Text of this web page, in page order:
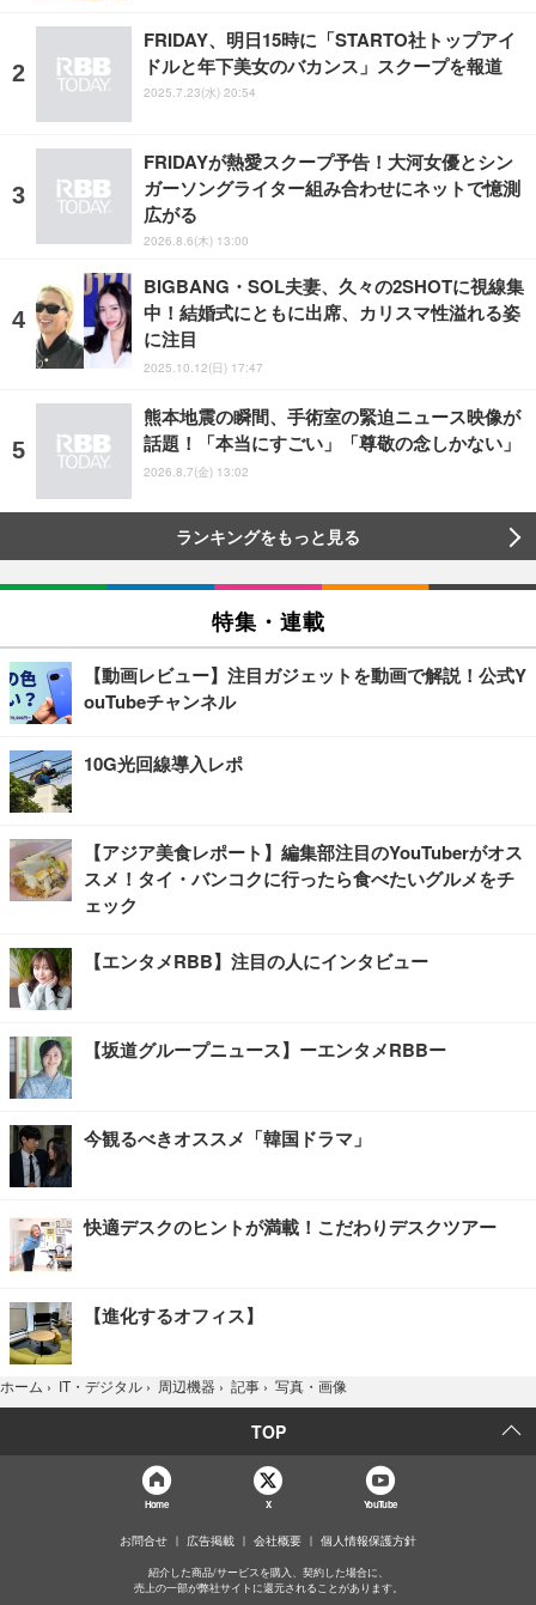
FRIDAY、明日15時に「STARTO社トップアイ
ドルと年下美女のバカンス」スクープを報道
2025.7.23(水) 20:54
FRIDAYが熱愛スクープ予告！大河女優とシン
ガーソングライター組み合わせにネットで憶測
広がる
2026.8.6(木) 13:00
BIGBANG・SOL夫妻、久々の2SHOTに視線集
中！結婚式にともに出席、カリスマ性溢れる姿
に注目
2025.10.12(日) 17:47
熊本地震の瞬間、手術室の緊迫ニュース映像が
話題！「本当にすごい」「尊敬の念しかない」
2026.8.7(金) 13:02
ランキングをもっと見る
特集・連載
【動画レビュー】注目ガジェットを動画で解説！公式Y
ouTubeチャンネル
10G光回線導入レポ
【アジア美食レポート】編集部注目のYouTuberがオス
スメ！タイ・バンコクに行ったら食べたいグルメをチ
ェック
【エンタメRBB】注目の人にインタビュー
【坂道グループニュース】ーエンタメRBBー
今観るべきオススメ「韓国ドラマ」
快適デスクのヒントが満載！こだわりデスクツアー
【進化するオフィス】
ホーム › IT・デジタル › 周辺機器 › 記事 › 写真・画像
TOP
Home X YouTube
お問合せ 広告掲載 会社概要 個人情報保護方針
紹介した商品/サービスを購入、契約した場合に、
売上の一部が弊社サイトに還元されることがあります。